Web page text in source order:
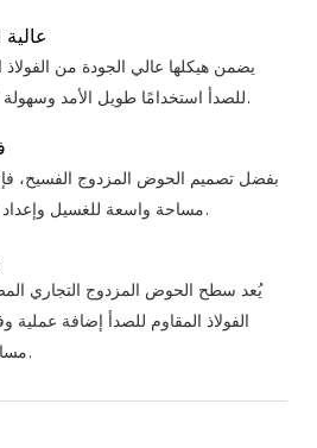
عالية
يضمن هيكلها عالي الجودة من الفولاذ
للصدأ استخدامًا طويل الأمد وسهولة الصيانة.
بفضل تصميم الحوض المزدوج الفسيح،
مساحة واسعة للغسيل وإعداد الطعام.
يُعد سطح الحوض المزدوج التجاري
الفولاذ المقاوم للصدأ إضافة عملية
مساحة عمل.